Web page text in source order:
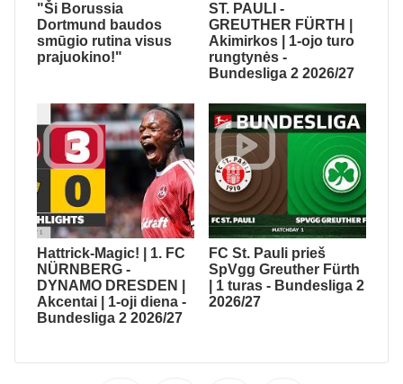
"Ši Borussia
Dortmund baudos
smūgio rutina visus
prajuokino!"
ST. PAULI -
GREUTHER FÜRTH |
Akimirkos | 1-ojo turo
rungtynės -
Bundesliga 2 2026/27
Hattrick-Magic! | 1. FC
NÜRNBERG -
DYNAMO DRESDEN |
Akcentai | 1-oji diena -
Bundesliga 2 2026/27
FC St. Pauli prieš
SpVgg Greuther Fürth
| 1 turas - Bundesliga 2
2026/27